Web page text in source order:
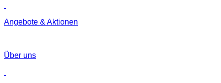
Angebote & Aktionen
Über uns